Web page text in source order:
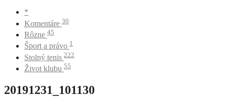
*
Komentáre 30
Rôzne 45
Šport a právo 1
Stolný tenis 222
Život klubu 55
20191231_101130